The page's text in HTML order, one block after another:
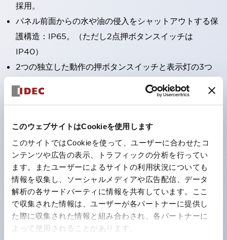
このウェブサイトはCookieを使用します
このサイトではCookieを使って、ユーザーに合わせたコ
ンテンツや広告の表示、トラフィックの分析を行ってい
ます。またユーザーによるサイトの利用状況についても
情報を収集し、ソーシャルメディアや広告配信、データ
解析の各サードパーティに情報を共有しています。ここ
で収集された情報は、ユーザーが各パートナーに提供し
た際に収集された情報と組み合わされ、各パートナーに
よって使用されることがあります。
採用。
パネル前面からの水や油の侵入をシャットアウトする保
護構造：IP65。（ただし2点押ボタンスイッチは
IP40）
2つの独立した動作の押ボタンスイッチと表示灯の3つ
の機能を1つのスイッチで可能にした2点押ボタンスイッ
チも完備。
1つで6色の役をこなすLED球（LSRD球）。これまで色
ごとに分かれていたLED球を、1色のLED球で各色を表
現できるようにしました。
カラーユニバーサルデザインに対応。表示灯（角平形）
の点灯/消灯の認識および、点灯時のランプ色の識別が
対応。
ISO 3864-4安全色に対応。危険時や緊急事態時の色表
現がより明確・鮮明で、より多くの方が識別可能に。